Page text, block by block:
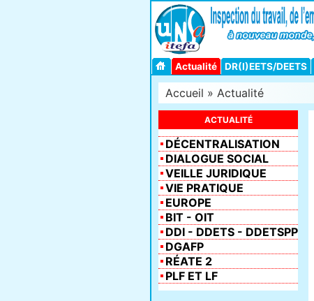
Actualité DR(I)EETS/DEETS
Accueil » Actualité
ACTUALITÉ
DÉCENTRALISATION
DIALOGUE SOCIAL
VEILLE JURIDIQUE
VIE PRATIQUE
EUROPE
BIT - OIT
DDI - DDETS - DDETSPP
DGAFP
RÉATE 2
PLF ET LF